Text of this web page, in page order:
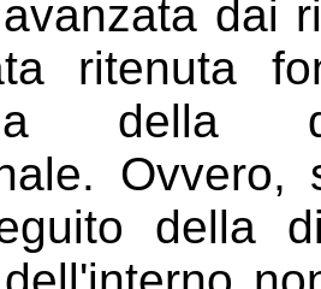
dai
ritenuta
della
della